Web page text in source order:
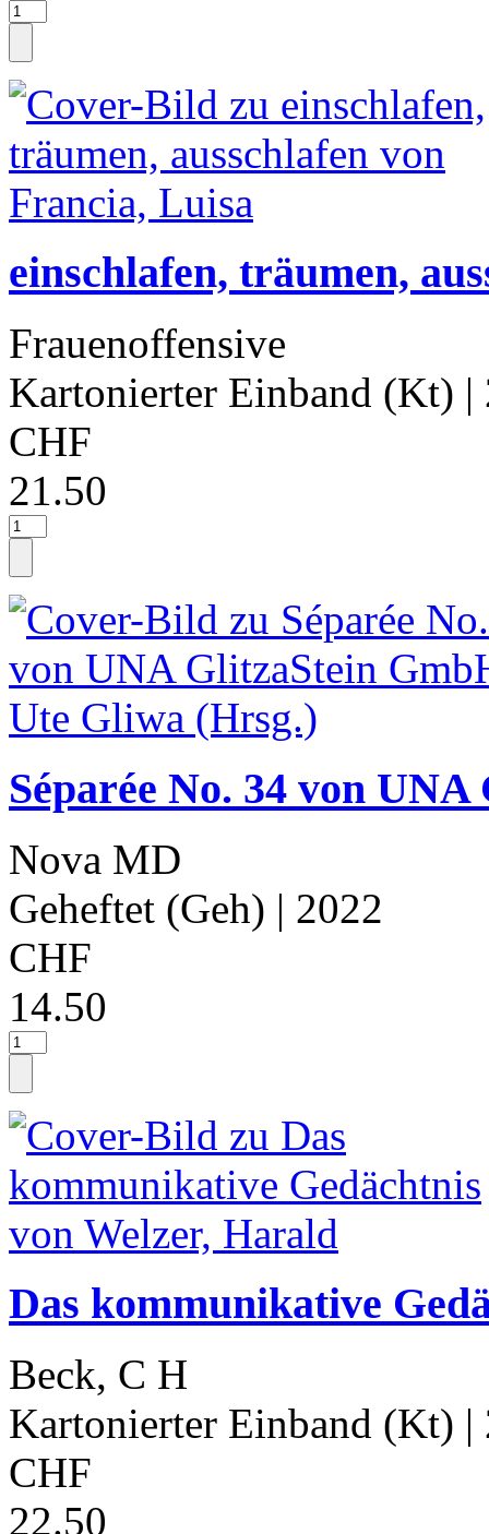
einschlafen, träumen,
Frauenoffensive
Kartonierter Einband (Kt) |
CHF
21.50
Séparée No. 34 von
Nova MD
Geheftet (Geh) | 2022
CHF
14.50
Das kommunikative
Beck, C H
Kartonierter Einband (Kt) |
CHF
22.50